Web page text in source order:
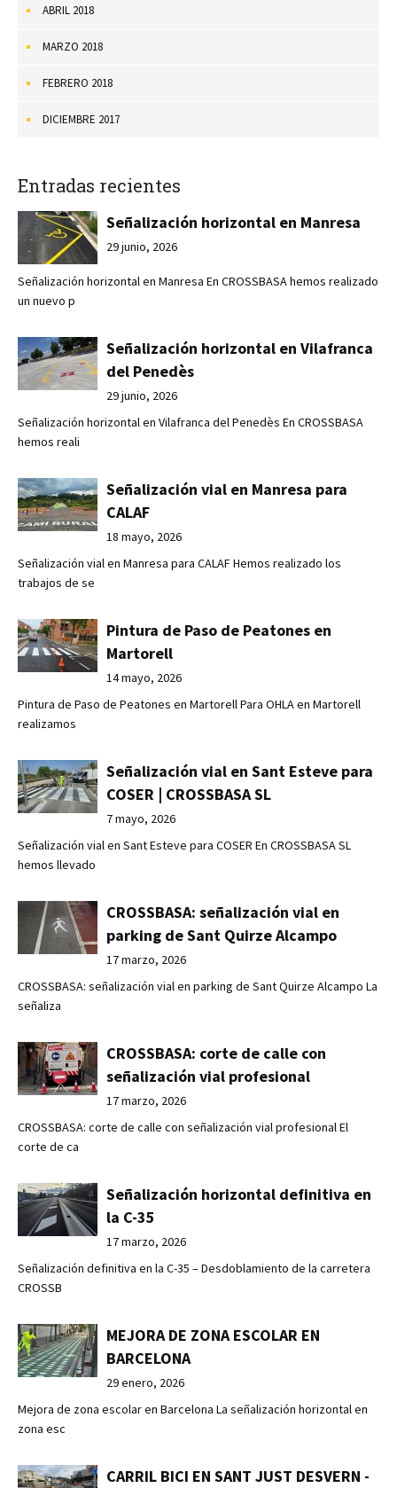
ABRIL 2018
MARZO 2018
FEBRERO 2018
DICIEMBRE 2017
Entradas recientes
Señalización horizontal en Manresa
29 junio, 2026
Señalización horizontal en Manresa En CROSSBASA hemos realizado
un nuevo p
Señalización horizontal en Vilafranca
del Penedès
29 junio, 2026
Señalización horizontal en Vilafranca del Penedès En CROSSBASA
hemos reali
Señalización vial en Manresa para
CALAF
18 mayo, 2026
Señalización vial en Manresa para CALAF Hemos realizado los
trabajos de se
Pintura de Paso de Peatones en
Martorell
14 mayo, 2026
Pintura de Paso de Peatones en Martorell Para OHLA en Martorell
realizamos
Señalización vial en Sant Esteve para
COSER | CROSSBASA SL
7 mayo, 2026
Señalización vial en Sant Esteve para COSER En CROSSBASA SL
hemos llevado
CROSSBASA: señalización vial en
parking de Sant Quirze Alcampo
17 marzo, 2026
CROSSBASA: señalización vial en parking de Sant Quirze Alcampo La
señaliza
CROSSBASA: corte de calle con
señalización vial profesional
17 marzo, 2026
CROSSBASA: corte de calle con señalización vial profesional El
corte de ca
Señalización horizontal definitiva en
la C-35
17 marzo, 2026
Señalización definitiva en la C-35 – Desdoblamiento de la carretera
CROSSB
MEJORA DE ZONA ESCOLAR EN
BARCELONA
29 enero, 2026
Mejora de zona escolar en Barcelona La señalización horizontal en
zona esc
CARRIL BICI EN SANT JUST DESVERN -